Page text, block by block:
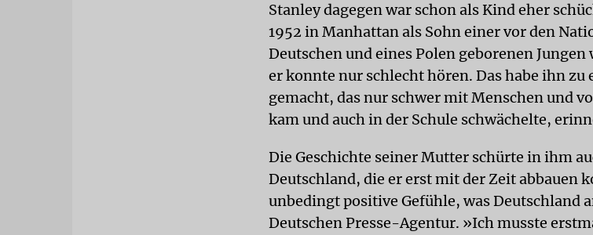
Stanley dagegen war schon als Kind eher
1952 in Manhattan als Sohn einer vor den
Deutschen und eines Polen geborenen
er konnte nur schlecht hören. Das habe ihn
gemacht, das nur schwer mit Menschen und
kam und auch in der Schule schwächelte,
Die Geschichte seiner Mutter schürte in ihm
Deutschland, die er erst mit der Zeit abbauen
unbedingt positive Gefühle, was Deutschland
Deutschen Presse-Agentur. »Ich musste